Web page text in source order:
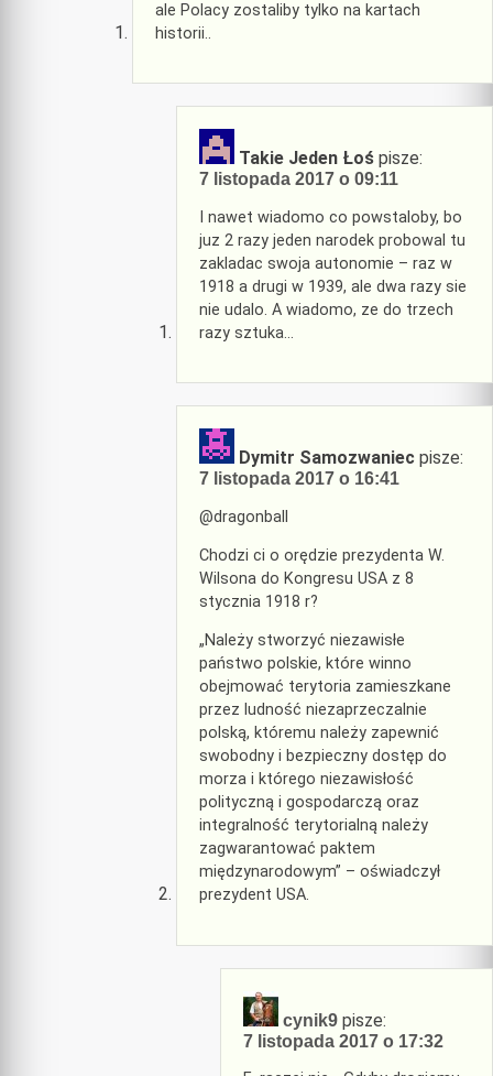
ale Polacy zostaliby tylko na kartach
historii..
Takie Jeden Łoś pisze:
7 listopada 2017 o 09:11
I nawet wiadomo co powstaloby, bo
juz 2 razy jeden narodek probowal tu
zakladac swoja autonomie – raz w
1918 a drugi w 1939, ale dwa razy sie
nie udalo. A wiadomo, ze do trzech
razy sztuka…
Dymitr Samozwaniec pisze:
7 listopada 2017 o 16:41
@dragonball
Chodzi ci o orędzie prezydenta W.
Wilsona do Kongresu USA z 8
stycznia 1918 r?
„Należy stworzyć niezawisłe
państwo polskie, które winno
obejmować terytoria zamieszkane
przez ludność niezaprzeczalnie
polską, któremu należy zapewnić
swobodny i bezpieczny dostęp do
morza i którego niezawisłość
polityczną i gospodarczą oraz
integralność terytorialną należy
zagwarantować paktem
międzynarodowym” – oświadczył
prezydent USA.
cynik9 pisze:
7 listopada 2017 o 17:32